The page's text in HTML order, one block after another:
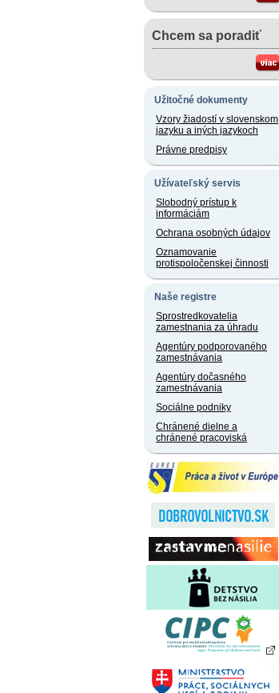
Chcem sa poradiť
Užitočné dokumenty
Vzory žiadostí v slovenskom
jazyku a iných jazykoch
Právne predpisy
Užívateľský servis
Slobodný prístup k
informáciám
Ochrana osobných údajov
Oznamovanie
protispoločenskej činnosti
Naše registre
Sprostredkovatelia
zamestnania za úhradu
Agentúry podporovaného
zamestnávania
Agentúry dočasného
zamestnávania
Sociálne podniky
Chránené dielne a
chránené pracoviská